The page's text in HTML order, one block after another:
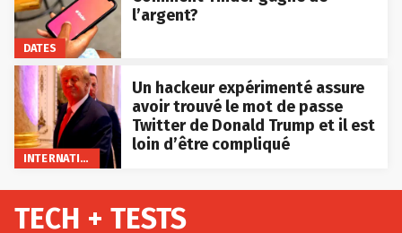
DATES
l’argent?
Un hackeur expérimenté assure
avoir trouvé le mot de passe
Twitter de Donald Trump et il est
loin d’être compliqué
TECH + TESTS